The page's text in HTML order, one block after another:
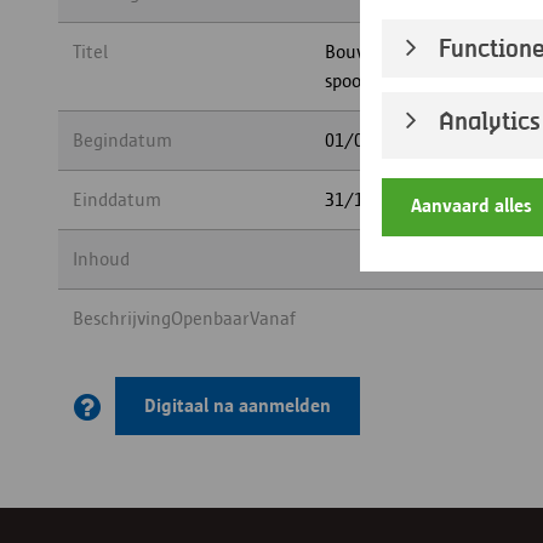
Titel
Bouw van onder en boven
Begindatum 01/01/1965
Einddatum 31/12/1966
Inhoud
BeschrijvingOpenbaarVanaf
Digitaal na aanmelden
Analytics
Aanvaard alles